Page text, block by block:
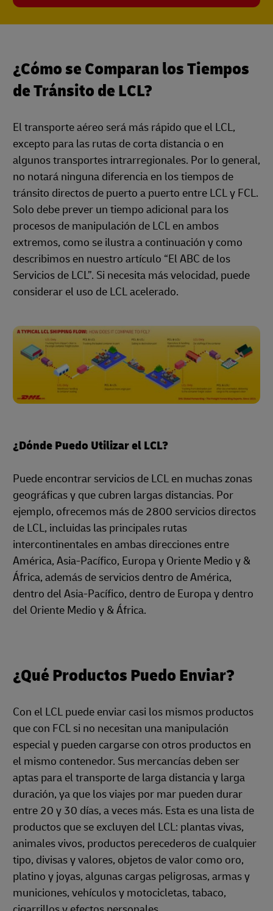
¿Cómo se Comparan los Tiempos
de Tránsito de LCL?
El transporte aéreo será más rápido que el LCL,
excepto para las rutas de corta distancia o en
algunos transportes intrarregionales. Por lo general,
no notará ninguna diferencia en los tiempos de
tránsito directos de puerto a puerto entre LCL y FCL.
Solo debe prever un tiempo adicional para los
procesos de manipulación de LCL en ambos
extremos, como se ilustra a continuación y como
describimos en nuestro artículo “El ABC de los
Servicios de LCL”. Si necesita más velocidad, puede
considerar el uso de LCL acelerado.
¿Dónde Puedo Utilizar el LCL?
Puede encontrar servicios de LCL en muchas zonas
geográficas y que cubren largas distancias. Por
ejemplo, ofrecemos más de 2800 servicios directos
de LCL, incluidas las principales rutas
intercontinentales en ambas direcciones entre
América, Asia-Pacífico, Europa y Oriente Medio y &
África, además de servicios dentro de América,
dentro del Asia-Pacífico, dentro de Europa y dentro
del Oriente Medio y & África.
¿Qué Productos Puedo Enviar?
Con el LCL puede enviar casi los mismos productos
que con FCL si no necesitan una manipulación
especial y pueden cargarse con otros productos en
el mismo contenedor. Sus mercancías deben ser
aptas para el transporte de larga distancia y larga
duración, ya que los viajes por mar pueden durar
entre 20 y 30 días, a veces más. Esta es una lista de
productos que se excluyen del LCL: plantas vivas,
animales vivos, productos perecederos de cualquier
tipo, divisas y valores, objetos de valor como oro,
platino y joyas, algunas cargas peligrosas, armas y
municiones, vehículos y motocicletas, tabaco,